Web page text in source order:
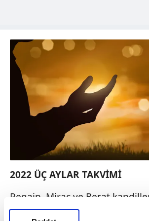
2022 ÜÇ AYLAR TAKVİMİ
Regaip, Miraç ve Berat
Gecesi gibi özel gecelerin idrak